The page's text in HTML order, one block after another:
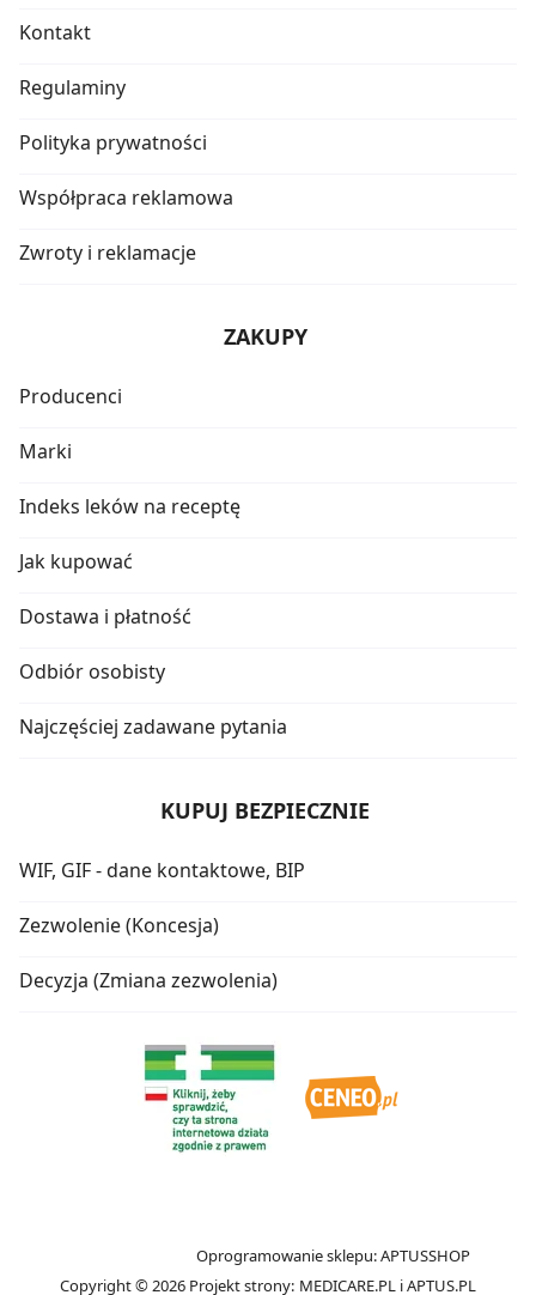
Kontakt
Regulaminy
Polityka prywatności
Współpraca reklamowa
Zwroty i reklamacje
ZAKUPY
Producenci
Marki
Indeks leków na receptę
Jak kupować
Dostawa i płatność
Odbiór osobisty
Najczęściej zadawane pytania
KUPUJ BEZPIECZNIE
WIF, GIF - dane kontaktowe, BIP
Zezwolenie (Koncesja)
Decyzja (Zmiana zezwolenia)
Copyright © 2026
Oprogramowanie sklepu:APTUSSHOP
Projekt strony: MEDICARE.PL iAPTUS.PL